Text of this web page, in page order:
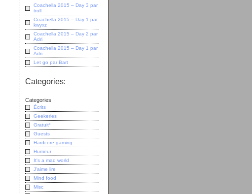
Coachella 2015 – Day 3 par
troll
Coachella 2015 – Day 1 par
kwyxz
Coachella 2015 – Day 2 par
Adri
Coachella 2015 – Day 1 par
Adri
Let go par Bart
Categories:
Categories
Écrits
Geekeries
Gratuit³
Guests
Hardcore gaming
Humeur
It's a mad world
J'aime lire
Mind food
Misc